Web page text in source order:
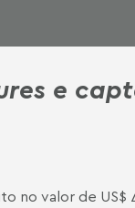
e
no valor de US$